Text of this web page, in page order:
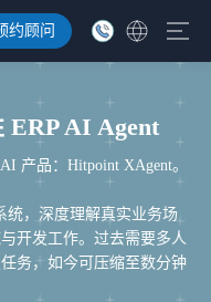
约顾问
ERP AI Agent
产品：Hitpoint XAgent。
统，深度理解真实业务场
开发工作。过去需要多人
务，如今可压缩至数分钟